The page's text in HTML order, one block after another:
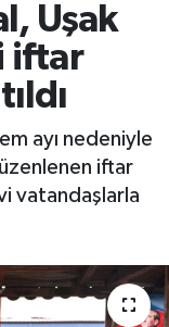
Uşak
iftar
ayı nedeniyle
iftar
vatandaşlarla